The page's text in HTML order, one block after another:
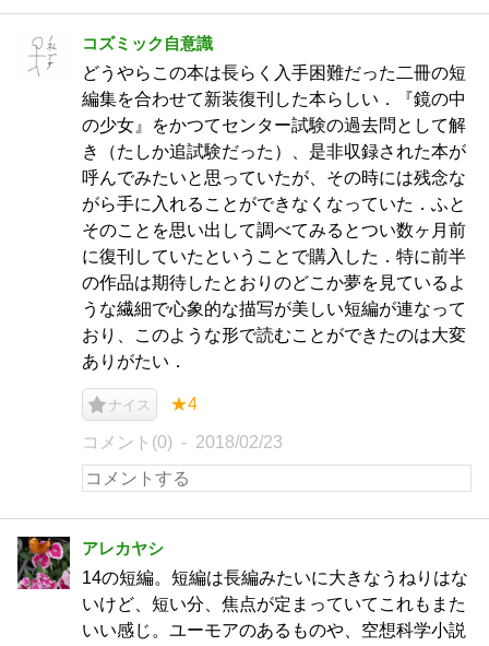
コズミック自意識
どうやらこの本は長らく入手困難だった二冊の短
編集を合わせて新装復刊した本らしい．『鏡の中
の少女』をかつてセンター試験の過去問として解
き（たしか追試験だった）、是非収録された本が
呼んでみたいと思っていたが、その時には残念な
がら手に入れることができなくなっていた．ふと
そのことを思い出して調べてみるとつい数ヶ月前
に復刊していたということで購入した．特に前半
の作品は期待したとおりのどこか夢を見ているよ
うな繊細で心象的な描写が美しい短編が連なって
おり、このような形で読むことができたのは大変
ありがたい．
ナイス ★4
コメント(0) 2018/02/23
アレカヤシ
14の短編。短編は長編みたいに大きなうねりはな
いけど、短い分、焦点が定まっていてこれもまた
いい感じ。ユーモアのあるものや、空想科学小説